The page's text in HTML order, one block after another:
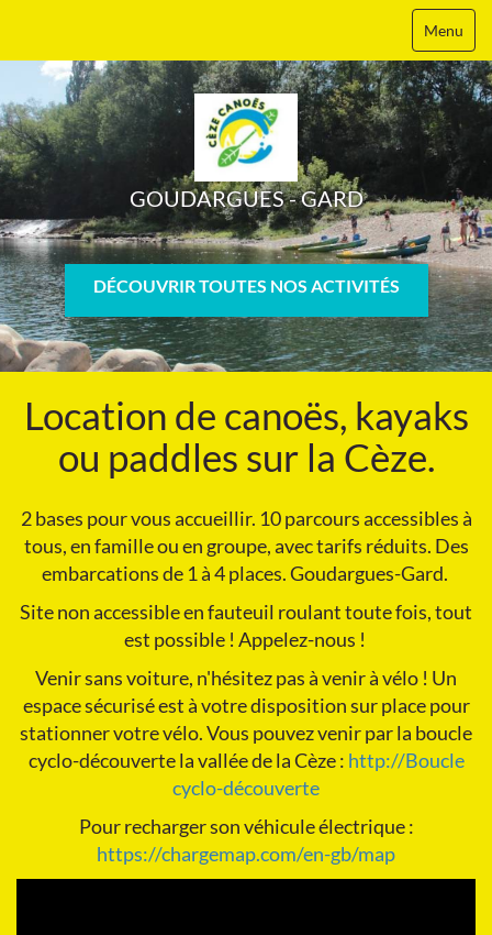
Menu
GOUDARGUES - GARD
DÉCOUVRIR TOUTES NOS ACTIVITÉS
Location de canoës, kayaks
ou paddles sur la Cèze.
2 bases pour vous accueillir. 10 parcours accessibles à
tous, en famille ou en groupe, avec tarifs réduits. Des
embarcations de 1 à 4 places. Goudargues-Gard.
Site non accessible en fauteuil roulant toute fois, tout
est possible ! Appelez-nous !
Venir sans voiture, n'hésitez pas à venir à vélo ! Un
espace sécurisé est à votre disposition sur place pour
stationner votre vélo. Vous pouvez venir par la boucle
cyclo-découverte la vallée de la Cèze : http://Boucle
cyclo-découverte
Pour recharger son véhicule électrique :
https://chargemap.com/en-gb/map